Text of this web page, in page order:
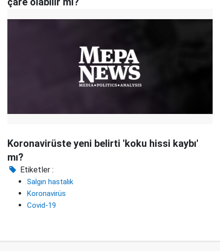
Koronavirüste yeni belirti 'koku hissi kaybı'
mı?
Etiketler :
Salgın hastalık
Koronavirüs
Covid-19